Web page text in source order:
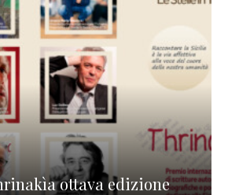
ottava edizione